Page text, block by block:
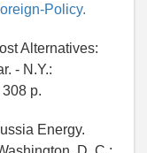
Policy.
Alternatives:
- N.Y.:
p.
Energy.